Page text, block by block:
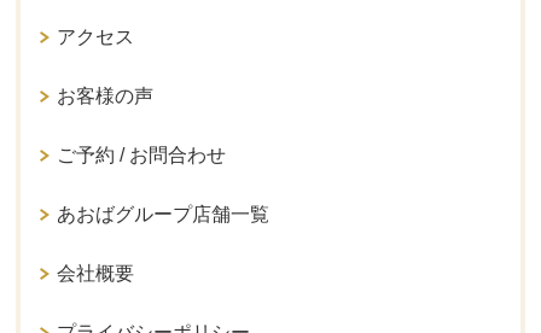
アクセス
お客様の声
ご予約 / お問合わせ
あおばグループ店舗一覧
会社概要